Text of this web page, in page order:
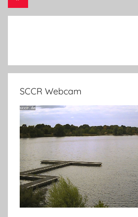
Beiträge
SCCR Webcam